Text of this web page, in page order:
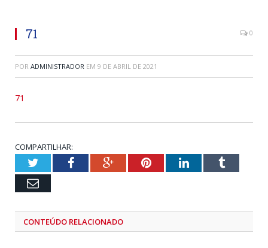
71 0
POR ADMINISTRADOR EM 9 DE ABRIL DE 2021
71
COMPARTILHAR:
TwitterFacebookGoogle+PinterestLinkedInTumblr
Email
CONTEÚDO RELACIONADO